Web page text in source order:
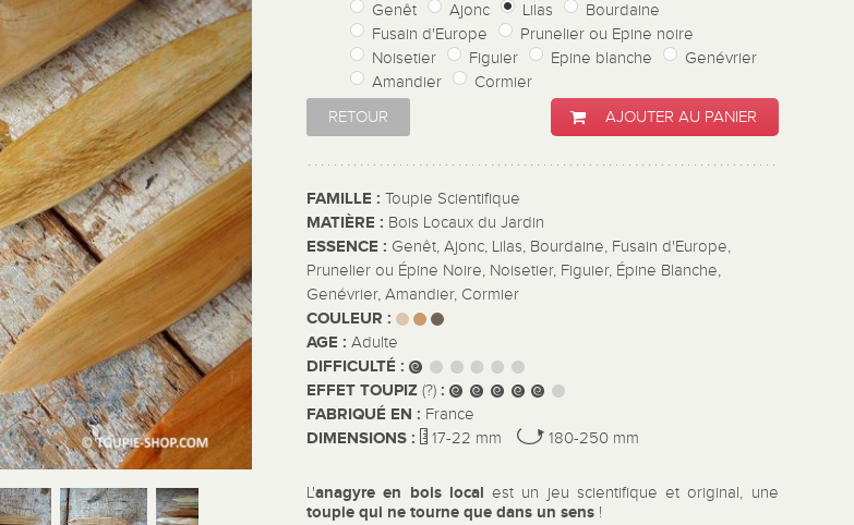
Genêt Ajonc Lilas
Bourdaine
Fusain d'Europe
Prunelier ou Epine noire
Noisetier
Figuier Epine blanche
Genévrier
Amandier
Cormier
RETOUR
AJOUTER AU PANIER
FAMILLE :Toupie Scientifique
MATIÈRE : Bois Locaux du Jardin
ESSENCE : Genêt, Ajonc, Lilas, Bourdaine, Fusain d'Europe,
Prunelier ou Épine Noire, Noisetier, Figuier, Épine Blanche,
Genévrier, Amandier, Cormier
COULEUR :
AGE :Adulte
DIFFICULTÉ :
EFFET TOUPIZ(?) :
FABRIQUÉ EN : France
DIMENSIONS : 17-22 mm 180-250 mm
L'anagyre en bois local est un jeu scientifique et original, une
toupie qui ne tourne que dans un sens !